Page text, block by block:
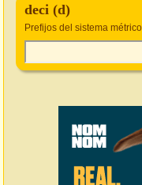
deci (d)
Prefijos del sistema métrico